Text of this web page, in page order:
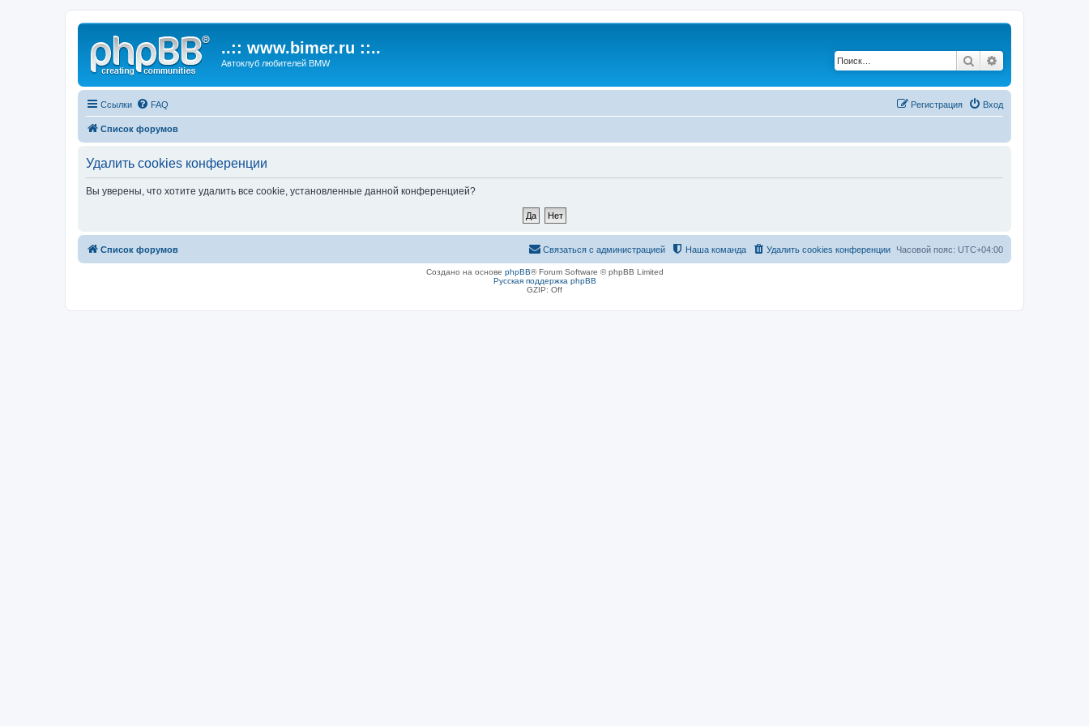
..:: www.bimer.ru ::..
Автоклуб любителей BMW Поиск
Ссылки FAQ Вход
Регистрация
Список форумов
Удалить cookies конференции
Вы уверены, что хотите удалить все cookie, установленные данной конференцией?
Список форумов Часовой пояс: UTC+04:00
Удалить cookies конференции
Наша команда
Связаться с администрацией
Создано на основе phpBB® Forum Software © phpBB Limited
Русская поддержка phpBB
GZIP: Off